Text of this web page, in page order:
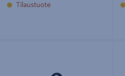
Tilaustuote